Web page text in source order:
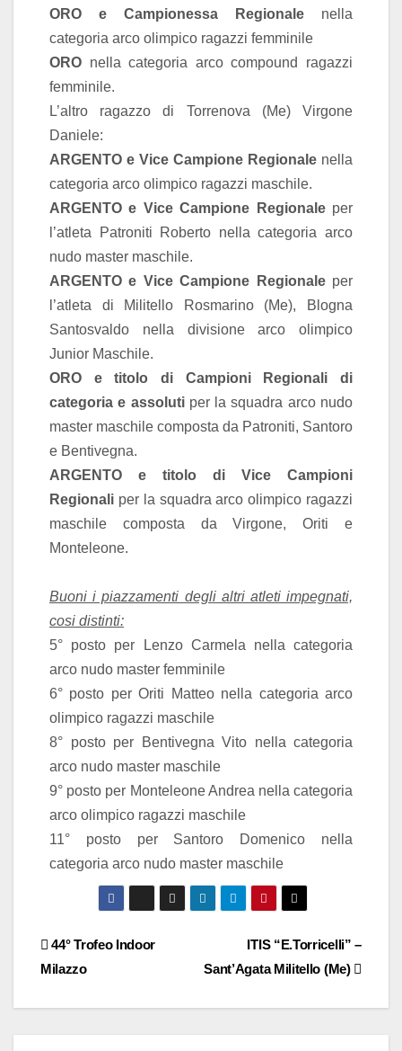
ORO e Campionessa Regionale nella
categoria arco olimpico ragazzi femminile
ORO nella categoria arco compound ragazzi
femminile.
L’altro ragazzo di Torrenova (Me) Virgone
Daniele:
ARGENTO e Vice Campione Regionale nella
categoria arco olimpico ragazzi maschile.
ARGENTO e Vice Campione Regionaleper
l’atleta Patroniti Roberto nella categoria arco
nudo master maschile.
ARGENTO e Vice Campione Regionaleper
l’atleta di Militello Rosmarino (Me), Blogna
Santosvaldo nella divisione arco olimpico
Junior Maschile.
ORO e titolo di Campioni Regionali di
categoria e assoluti per la squadra arco nudo
master maschile composta da Patroniti, Santoro
e Bentivegna.
ARGENTO e titolo di Vice Campioni
Regionali per la squadra arco olimpico ragazzi
maschile composta da Virgone, Oriti e
Monteleone.
Buoni i piazzamenti degli altri atleti impegnati,
cosi distinti:
5° posto per Lenzo Carmela nella categoria
arco nudo master femminile
6° posto per Oriti Matteo nella categoria arco
olimpico ragazzi maschile
8° posto per Bentivegna Vito nella categoria
arco nudo master maschile
9° posto per Monteleone Andrea nella categoria
arco olimpico ragazzi maschile
11° posto per Santoro Domenico nella
categoria arco nudo master maschile
ITIS “E.Torricelli” –
Sant’Agata Militello (Me)
44° Trofeo Indoor
Milazzo